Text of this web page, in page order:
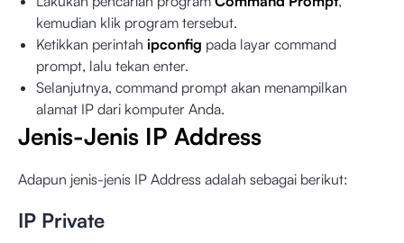
kemudian klik program tersebut.
Ketikkan perintah ipconfig pada layar command
prompt, lalu tekan enter.
Selanjutnya, command prompt akan menampilkan
alamat IP dari komputer Anda.
Jenis-Jenis IP Address
Adapun jenis-jenis IP Address adalah sebagai berikut:
IP Private